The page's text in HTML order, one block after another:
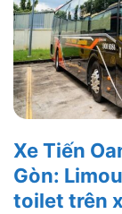
Xe Tiến
Gòn:
toilet trên